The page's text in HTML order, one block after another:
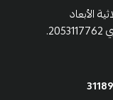
الأبعاد